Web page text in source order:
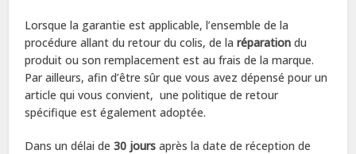
Lorsque la garantie est applicable, l’ensemble de la
procédure allant du retour du colis, de laréparation du
produit ou son remplacement est au frais de la marque.
Par ailleurs, afin d’être sûr que vous avez dépensé pour un
article qui vous convient, une politique de retour
spécifique est également adoptée.
Dans un délai de30 jours après la date de réception de